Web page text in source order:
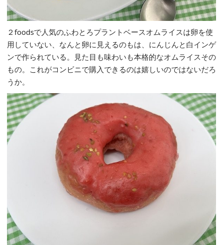
２foodsで人気のふわとろプラントベースオムライスは卵を使
用していない、なんと卵に見えるのもは、にんじんと白インゲ
ンで作られている。見た目も味わいも本格的なオムライスその
もの。これがコンビニで購入できるのは嬉しいのではないだろ
うか。